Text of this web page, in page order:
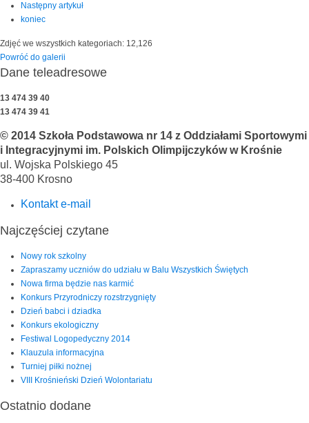
Następny artykuł
koniec
Zdjęć we wszystkich kategoriach: 12,126
Powróć do galerii
Dane teleadresowe
13 474 39 40
13 474 39 41
© 2014 Szkoła Podstawowa nr 14 z Oddziałami Sportowymi
i Integracyjnymi im. Polskich Olimpijczyków w Krośnie
ul. Wojska Polskiego 45
38-400 Krosno
Kontakt e-mail
Najczęściej czytane
Nowy rok szkolny
Zapraszamy uczniów do udziału w Balu Wszystkich Świętych
Nowa firma będzie nas karmić
Konkurs Przyrodniczy rozstrzygnięty
Dzień babci i dziadka
Konkurs ekologiczny
Festiwal Logopedyczny 2014
Klauzula informacyjna
Turniej piłki nożnej
VIII Krośnieński Dzień Wolontariatu
Ostatnio dodane